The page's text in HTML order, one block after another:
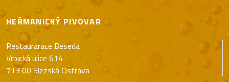
HEŘMANICKÝ PIVOVAR
Restaurarace Beseda
Vrbická ulice 614
713 00 Slezská Ostrava